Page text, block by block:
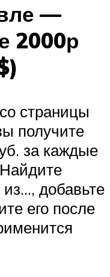
—
2000р
страницы
получите
за каждые
добавьте
его после